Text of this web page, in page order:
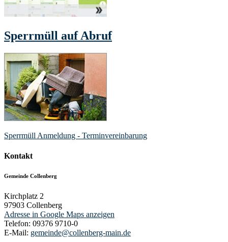
Sperrmüll auf Abruf
Sperrmüll Anmeldung - Terminvereinbarung
Kontakt
Gemeinde Collenberg
Kirchplatz 2
97903 Collenberg
Adresse in Google Maps anzeigen
Telefon: 09376 9710-0
E-Mail: gemeinde@collenberg-main.de